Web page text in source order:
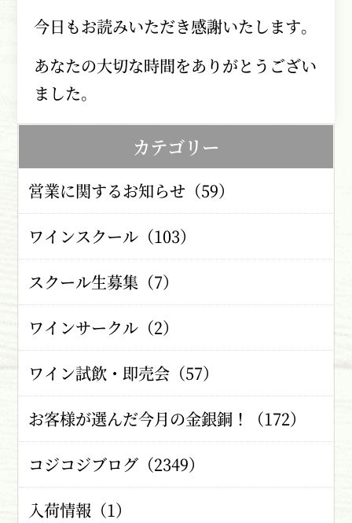
今日もお読みいただき感謝いたします。
あなたの大切な時間をありがとうござい
ました。
カテゴリー
営業に関するお知らせ（59）
ワインスクール（103）
スクール生募集（7）
ワインサークル（2）
ワイン試飲・即売会（57）
お客様が選んだ今月の金銀銅！（172）
コジコジブログ（2349）
入荷情報（1）